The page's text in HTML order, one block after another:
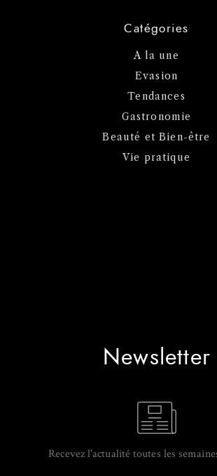
Catégories
A la une
Evasion
Tendances
Gastronomie
Beauté et Bien-être
Vie pratique
Newsletter
Recevez l'actualité toutes les